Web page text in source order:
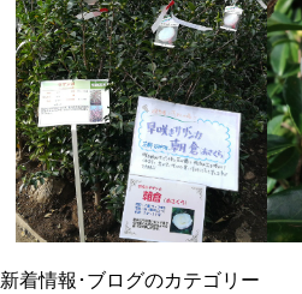
新着情報･ブログのカテゴリー